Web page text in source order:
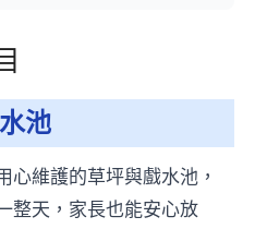
池
心維護的草坪與戲水池，
整天，家長也能安心放